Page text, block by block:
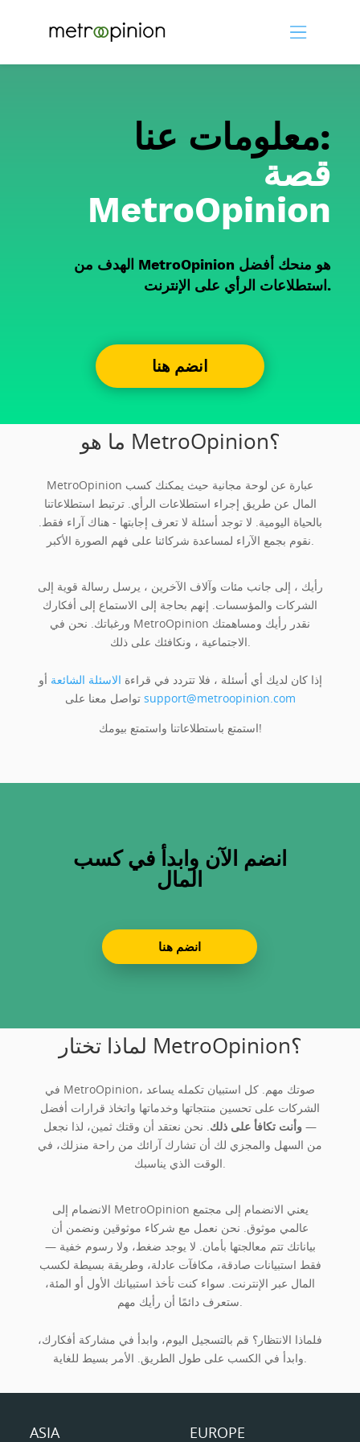
معلومات عنا:
قصة
MetroOpinion
الهدف من MetroOpinion هو منحك أفضل
استطلاعات الرأي على الإنترنت.
انضم هنا
ما هو MetroOpinion؟
MetroOpinion عبارة عن لوحة مجانية حيث يمكنك كسب
المال عن طريق إجراء استطلاعات الرأي. ترتبط استطلاعاتنا
بالحياة اليومية. لا توجد أسئلة لا تعرف إجابتها - هناك آراء فقط.
نقوم بجمع الآراء لمساعدة شركائنا على فهم الصورة الأكبر.
رأيك ، إلى جانب مئات وآلاف الآخرين ، يرسل رسالة قوية إلى
الشركات والمؤسسات. إنهم بحاجة إلى الاستماع إلى أفكارك
ورغباتك. نحن في MetroOpinion نقدر رأيك ومساهمتك
الاجتماعية ، ونكافئك على ذلك.
إذا كان لديك أي أسئلة ، فلا تتردد في قراءة الاسئلة الشائعة أو
تواصل معنا على support@metroopinion.com
استمتع باستطلاعاتنا واستمتع بيومك!
انضم الآن وابدأ في كسب
المال
انضم هنا
لماذا تختار MetroOpinion؟
في MetroOpinion، صوتك مهم. كل استبيان تكمله يساعد
الشركات على تحسين منتجاتها وخدماتها واتخاذ قرارات أفضل
— وأنت تكافأ على ذلك. نحن نعتقد أن وقتك ثمين، لذا نجعل
من السهل والمجزي لك أن تشارك آرائك من راحة منزلك، في
الوقت الذي يناسبك.
الانضمام إلى MetroOpinion يعني الانضمام إلى مجتمع
عالمي موثوق. نحن نعمل مع شركاء موثوقين ونضمن أن
بياناتك تتم معالجتها بأمان. لا يوجد ضغط، ولا رسوم خفية —
فقط استبيانات صادقة، مكافآت عادلة، وطريقة بسيطة لكسب
المال عبر الإنترنت. سواء كنت تأخذ استبيانك الأول أو المئة،
ستعرف دائمًا أن رأيك مهم.
فلماذا الانتظار؟ قم بالتسجيل اليوم، وابدأ في مشاركة أفكارك،
وابدأ في الكسب على طول الطريق. الأمر بسيط للغاية.
ASIA EUROPE